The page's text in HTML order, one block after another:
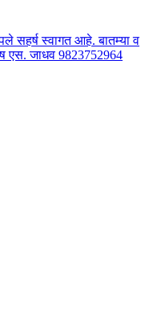
सहर्ष स्वागत आहे. बातम्या व
एस. जाधव 9823752964